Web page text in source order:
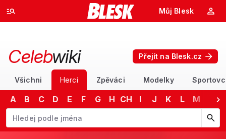
Můj Blesk
Celebwiki Přejít na Blesk.cz
Všichni Herci Zpěváci Modelky
A B C D E F G H CH I J K L M
Začněte psát jméno. Šipkami dolů a nahoru procházejte návrhy,